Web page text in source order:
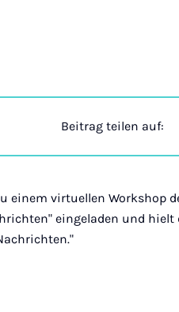
Beitrag teilen auf:
einem virtuellen Workshop
eingeladen und